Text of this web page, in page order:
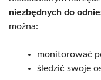
niezbędnych do
można:
monitorować
śledzić swoje